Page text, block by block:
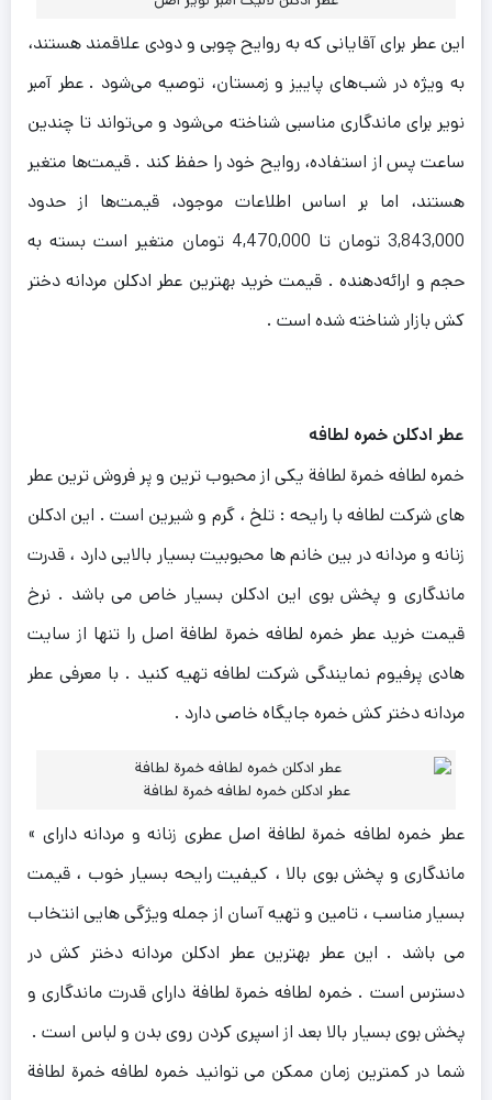
این عطر برای آقایانی که به روایح چوبی و دودی علاقمند هستند،
به ویژه در شب‌های پاییز و زمستان، توصیه می‌شود .عطر آمبر
نویر برای ماندگاری مناسبی شناخته می‌شود و می‌تواند تا چندین
ساعت پس از استفاده، روایح خود را حفظ کند .قیمت‌ها متغیر
هستند، اما بر اساس اطلاعات موجود، قیمت‌ها از حدود
3,843,000 تومان تا 4,470,000 تومان متغیر است بسته به
حجم و ارائه‌دهنده . قیمت خرید بهترین عطر ادکلن مردانه دختر
کش بازار شناخته شده است .
عطر ادکلن خمره لطافه
خمره لطافه خمرة لطافة یکی از محبوب ترین و پر فروش ترین عطر
های شرکت لطافه با رایحه : تلخ ، گرم و شیرین است . این ادکلن
زنانه و مردانه در بین خانم ها محبوبیت بسیار بالایی دارد ، قدرت
ماندگاری و پخش بوی این ادکلن بسیار خاص می باشد . نرخ
قیمت خرید عطر خمره لطافه خمرة لطافة اصل را تنها از سایت
هادی پرفیوم نمایندگی شرکت لطافه تهیه کنید . با معرفی عطر
مردانه دختر کش خمره جایگاه خاصی دارد .
عطر ادکلن خمره لطافه خمرة لطافة
عطر خمره لطافه خمرة لطافة اصل عطری زنانه و مردانه دارای »
ماندگاری و پخش بوی بالا ، کیفیت رایحه بسیار خوب ، قیمت
بسیار مناسب ، تامین و تهیه آسان از جمله ویژگی هایی انتخاب
می باشد . این عطر بهترین عطر ادکلن مردانه دختر کش در
دسترس است . خمره لطافه خمرة لطافة دارای قدرت ماندگاری و
پخش بوی بسیار بالا بعد از اسپری کردن روی بدن و لباس است .
شما در کمترین زمان ممکن می توانید خمره لطافه خمرة لطافة